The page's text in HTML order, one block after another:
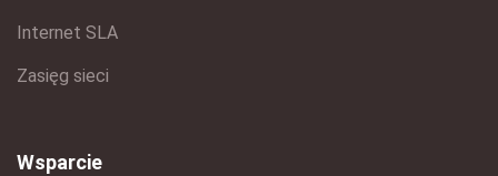
Internet SLA
Zasięg sieci
Wsparcie